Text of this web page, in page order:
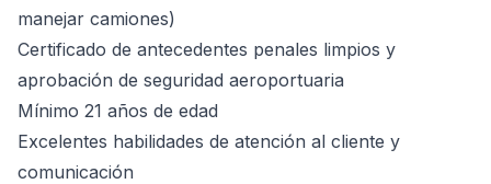
manejar camiones)
Certificado de antecedentes penales limpios y
aprobación de seguridad aeroportuaria
Mínimo 21 años de edad
Excelentes habilidades de atención al cliente y
comunicación